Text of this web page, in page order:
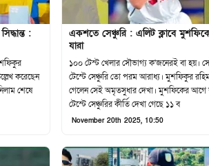
:
করেছেন
শেষে
একশতে সেঞ্চুরি : এলিট ক্লাবে
যারা
১০০ টেস্ট খেলার সৌভাগ্য ক'জনেরই বা হয়।
টেস্টে সেঞ্চুরি তো পরম আরাধ্য। মুশফিকুর
গেলেন সেই অমৃতসুধার দেখা। মুশফিকের
টেস্টে সেঞ্চুরির কীর্তি দেখা গেছে ১১ ব
November 20th 2025, 10:50